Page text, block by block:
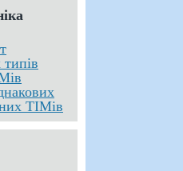
типів
ТІМів